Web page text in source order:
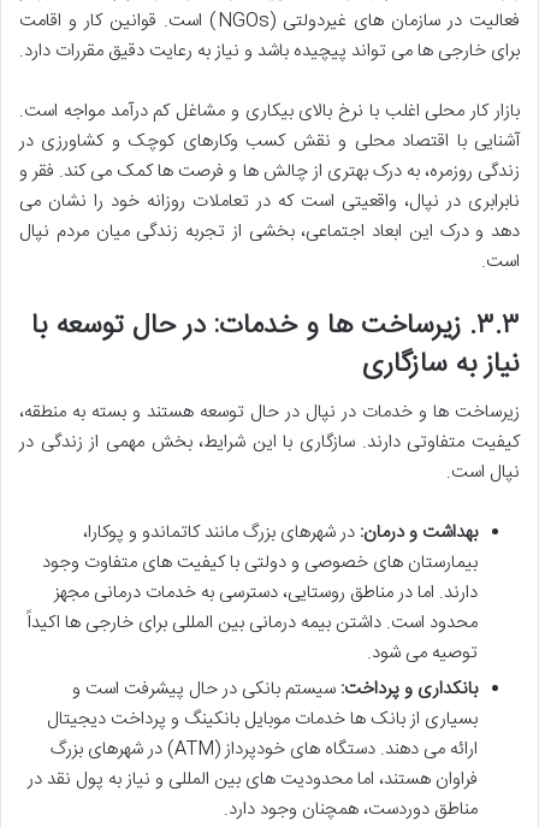
فعالیت در سازمان های غیردولتی (NGOs) است. قوانین کار و اقامت
برای خارجی ها می تواند پیچیده باشد و نیاز به رعایت دقیق مقررات دارد.
بازار کار محلی اغلب با نرخ بالای بیکاری و مشاغل کم درآمد مواجه است.
آشنایی با اقتصاد محلی و نقش کسب وکارهای کوچک و کشاورزی در
زندگی روزمره، به درک بهتری از چالش ها و فرصت ها کمک می کند. فقر و
نابرابری در نپال، واقعیتی است که در تعاملات روزانه خود را نشان می
دهد و درک این ابعاد اجتماعی، بخشی از تجربه زندگی میان مردم نپال
است.
۳.۳. زیرساخت ها و خدمات: در حال توسعه با
نیاز به سازگاری
زیرساخت ها و خدمات در نپال در حال توسعه هستند و بسته به منطقه،
کیفیت متفاوتی دارند. سازگاری با این شرایط، بخش مهمی از زندگی در
نپال است.
بهداشت و درمان: در شهرهای بزرگ مانند کاتماندو و پوکارا،
بیمارستان های خصوصی و دولتی با کیفیت های متفاوت وجود
دارند. اما در مناطق روستایی، دسترسی به خدمات درمانی مجهز
محدود است. داشتن بیمه درمانی بین المللی برای خارجی ها اکیداً
توصیه می شود.
بانکداری و پرداخت: سیستم بانکی در حال پیشرفت است و
بسیاری از بانک ها خدمات موبایل بانکینگ و پرداخت دیجیتال
ارائه می دهند. دستگاه های خودپرداز (ATM) در شهرهای بزرگ
فراوان هستند، اما محدودیت های بین المللی و نیاز به پول نقد در
مناطق دوردست، همچنان وجود دارد.